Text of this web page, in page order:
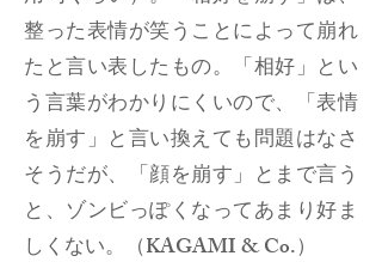
整った表情が笑うことによって崩れ
たと言い表したもの。「相好」とい
う言葉がわかりにくいので、「表情
を崩す」と言い換えても問題はなさ
そうだが、「顔を崩す」とまで言う
と、ゾンビっぽくなってあまり好ま
しくない。（KAGAMI & Co.）